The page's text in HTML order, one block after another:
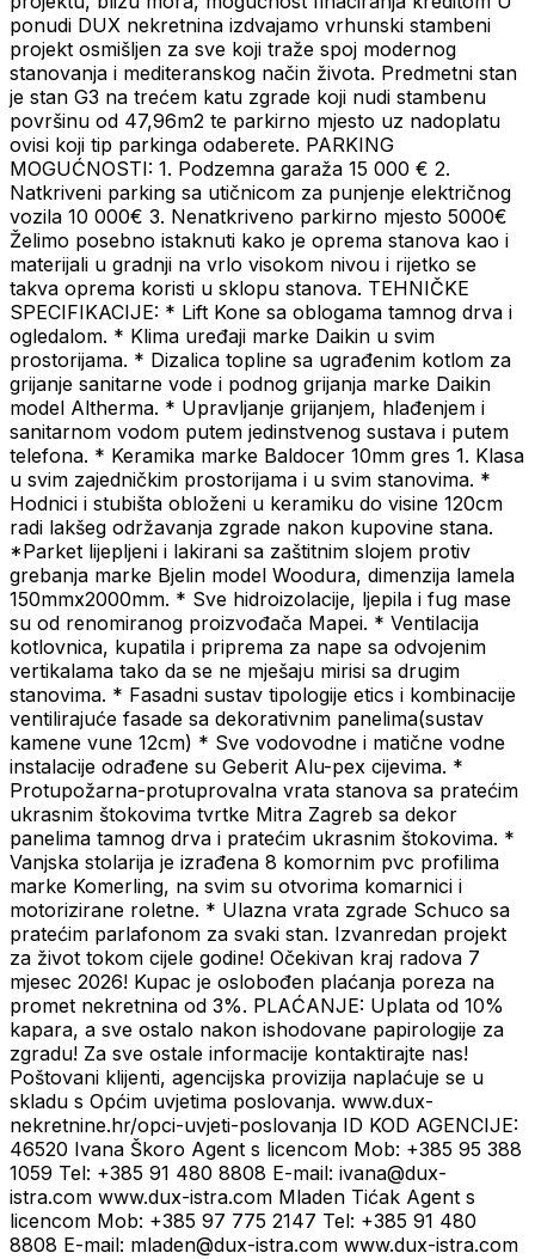
ponudi DUX nekretnina izdvajamo vrhunski stambeni
projekt osmišljen za sve koji traže spoj modernog
stanovanja i mediteranskog način života. Predmetni stan
je stan G3 na trećem katu zgrade koji nudi stambenu
površinu od 47,96m2 te parkirno mjesto uz nadoplatu
ovisi koji tip parkinga odaberete. PARKING
MOGUĆNOSTI: 1. Podzemna garaža 15 000 € 2.
Natkriveni parking sa utičnicom za punjenje električnog
vozila 10 000€ 3. Nenatkriveno parkirno mjesto 5000€
Želimo posebno istaknuti kako je oprema stanova kao i
materijali u gradnji na vrlo visokom nivou i rijetko se
takva oprema koristi u sklopu stanova. TEHNIČKE
SPECIFIKACIJE: * Lift Kone sa oblogama tamnog drva i
ogledalom. * Klima uređaji marke Daikin u svim
prostorijama. * Dizalica topline sa ugrađenim kotlom za
grijanje sanitarne vode i podnog grijanja marke Daikin
model Altherma. * Upravljanje grijanjem, hlađenjem i
sanitarnom vodom putem jedinstvenog sustava i putem
telefona. * Keramika marke Baldocer 10mm gres 1. Klasa
u svim zajedničkim prostorijama i u svim stanovima. *
Hodnici i stubišta obloženi u keramiku do visine 120cm
radi lakšeg održavanja zgrade nakon kupovine stana.
*Parket lijepljeni i lakirani sa zaštitnim slojem protiv
grebanja marke Bjelin model Woodura, dimenzija lamela
150mmx2000mm. * Sve hidroizolacije, ljepila i fug mase
su od renomiranog proizvođača Mapei. * Ventilacija
kotlovnica, kupatila i priprema za nape sa odvojenim
vertikalama tako da se ne mješaju mirisi sa drugim
stanovima. * Fasadni sustav tipologije etics i kombinacije
ventilirajuće fasade sa dekorativnim panelima(sustav
kamene vune 12cm) * Sve vodovodne i matične vodne
instalacije odrađene su Geberit Alu-pex cijevima. *
Protupožarna-protuprovalna vrata stanova sa pratećim
ukrasnim štokovima tvrtke Mitra Zagreb sa dekor
panelima tamnog drva i pratećim ukrasnim štokovima. *
Vanjska stolarija je izrađena 8 komornim pvc profilima
marke Komerling, na svim su otvorima komarnici i
motorizirane roletne. * Ulazna vrata zgrade Schuco sa
pratećim parlafonom za svaki stan. Izvanredan projekt
za život tokom cijele godine! Očekivan kraj radova 7
mjesec 2026! Kupac je oslobođen plaćanja poreza na
promet nekretnina od 3%. PLAĆANJE: Uplata od 10%
kapara, a sve ostalo nakon ishodovane papirologije za
zgradu! Za sve ostale informacije kontaktirajte nas!
Poštovani klijenti, agencijska provizija naplaćuje se u
skladu s Općim uvjetima poslovanja. www.dux-
nekretnine.hr/opci-uvjeti-poslovanja ID KOD AGENCIJE:
46520 Ivana Škoro Agent s licencom Mob: +385 95 388
1059 Tel: +385 91 480 8808 E-mail: ivana@dux-
istra.com www.dux-istra.com Mladen Tićak Agent s
licencom Mob: +385 97 775 2147 Tel: +385 91 480
8808 E-mail: mladen@dux-istra.com www.dux-istra.com